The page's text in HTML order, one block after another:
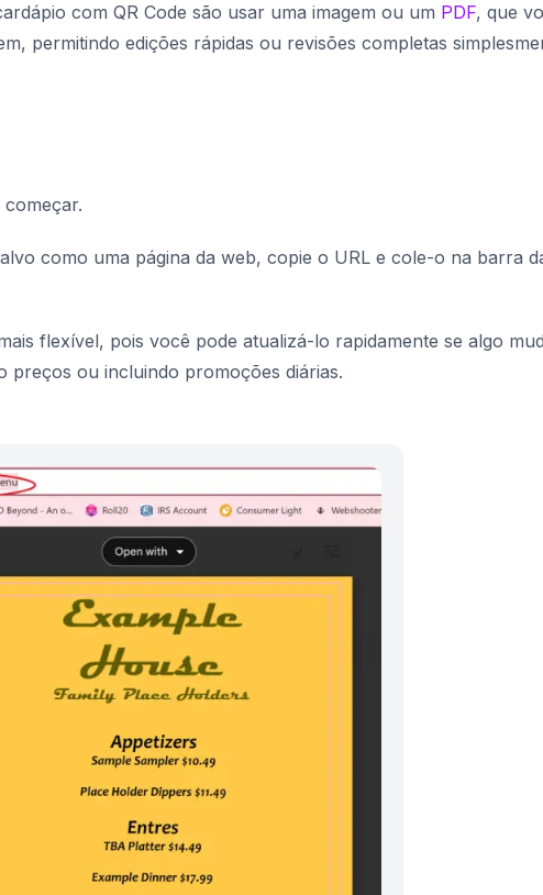
com QR Code são usar uma imagem ou um PDF, que
permitindo edições rápidas ou revisões completas
começar.
como uma página da web, copie o URL e cole-o na barra
flexível, pois você pode atualizá-lo rapidamente se algo
preços ou incluindo promoções diárias.